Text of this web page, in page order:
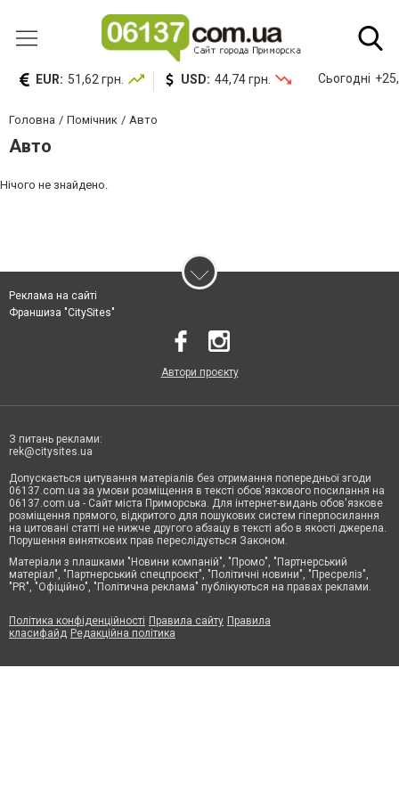
EUR: 51,62 грн. USD: 44,74 грн. Сьогодні
Головна Помічник Авто
Авто
Нічого не знайдено.
Реклама на сайті
Франшиза "CitySites"
Автори проєкту
З питань реклами:
rek@citysites.ua
Допускається цитування матеріалів без отримання попередньої згоди
06137.com.ua за умови розміщення в тексті обов'язкового посилання на
06137.com.ua - Сайт міста Приморська. Для інтернет-видань обов'язкове
розміщення прямого, відкритого для пошукових систем гіперпосилання
на цитовані статті не нижче другого абзацу в тексті або в якості джерела.
Порушення виняткових прав переслідується Законом.
Матеріали з плашками "Новини компаній", "Промо", "Партнерський
матеріал", "Партнерський спецпроєкт", "Політичні новини", "Пресреліз",
"PR", "Офіційно", "Політична реклама" публікуються на правах реклами.
Політика конфіденційності Правила сайту Правила
класифайд Редакційна політика